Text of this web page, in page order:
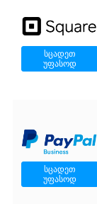
სცადეთ
უფასოდ
სცადეთ
უფასოდ